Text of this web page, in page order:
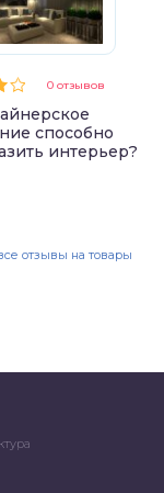
0 отзывов
способно
интерьер?
отзывы на товары